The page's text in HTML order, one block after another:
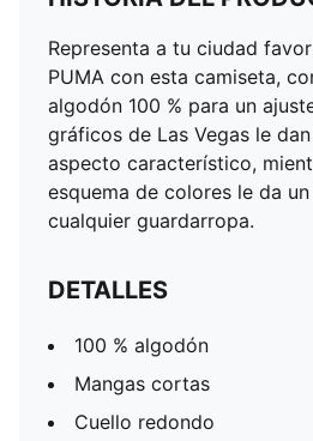
Representa a tu ciudad
PUMA con esta camiseta,
algodón 100 % para un
gráficos de Las Vegas le
aspecto característico,
esquema de colores le da
cualquier guardarropa.
DETALLES
100 % algodón
Mangas cortas
Cuello redondo